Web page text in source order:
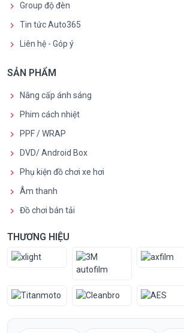
Group độ đèn
Tin tức Auto365
Liên hệ - Góp ý
SẢN PHẨM
Nâng cấp ánh sáng
Phim cách nhiệt
PPF / WRAP
DVD/ Android Box
Phụ kiện đồ chơi xe hơi
Âm thanh
Đồ chơi bán tải
THƯƠNG HIỆU